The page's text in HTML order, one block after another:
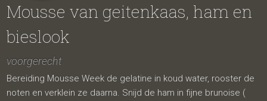
Mousse van geitenkaas, ham en
bieslook
voorgerecht
Bereiding Mousse Week de gelatine in koud water, rooster de
noten en verklein ze daarna. Snijd de ham in fijne brunoise (